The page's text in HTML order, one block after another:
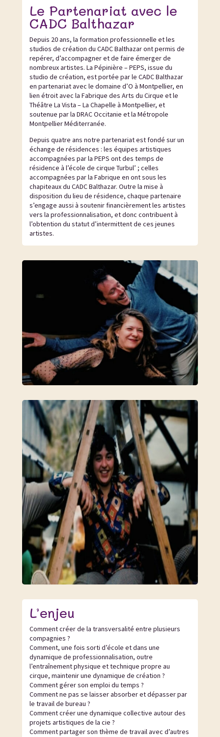
Le Partenariat avec le
CADC Balthazar
Depuis 20 ans, la formation professionnelle et les
studios de création du CADC Balthazar ont permis de
repérer, d’accompagner et de faire émerger de
nombreux artistes. La Pépinière – PEPS, issue du
studio de création, est portée par le CADC Balthazar
en partenariat avec le domaine d’O à Montpellier, en
lien étroit avec la Fabrique des Arts du Cirque et le
Théâtre La Vista – La Chapelle à Montpellier, et
soutenue par la DRAC Occitanie et la Métropole
Montpellier Méditerranée.
Depuis quatre ans notre partenariat est fondé sur un
échange de résidences : les équipes artistiques
accompagnées par la PEPS ont des temps de
résidence à l’école de cirque Turbul’ ; celles
accompagnées par la Fabrique en ont sous les
chapiteaux du CADC Balthazar. Outre la mise à
disposition du lieu de résidence, chaque partenaire
s’engage aussi à soutenir financièrement les artistes
vers la professionnalisation, et donc contribuent à
l’obtention du statut d’intermittent de ces jeunes
artistes.
L’enjeu
Comment créer de la transversalité entre plusieurs
compagnies ?
Comment, une fois sorti d’école et dans une
dynamique de professionnalisation, outre
l’entraînement physique et technique propre au
cirque, maintenir une dynamique de création ?
Comment gérer son emploi du temps ?
Comment ne pas se laisser absorber et dépasser par
le travail de bureau ?
Comment créer une dynamique collective autour des
projets artistiques de la cie ?
Comment partager son thème de travail avec d’autres